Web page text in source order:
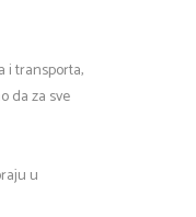
i transporta,
da za sve
u